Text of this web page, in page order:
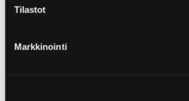
Tilastot
Markkinointi